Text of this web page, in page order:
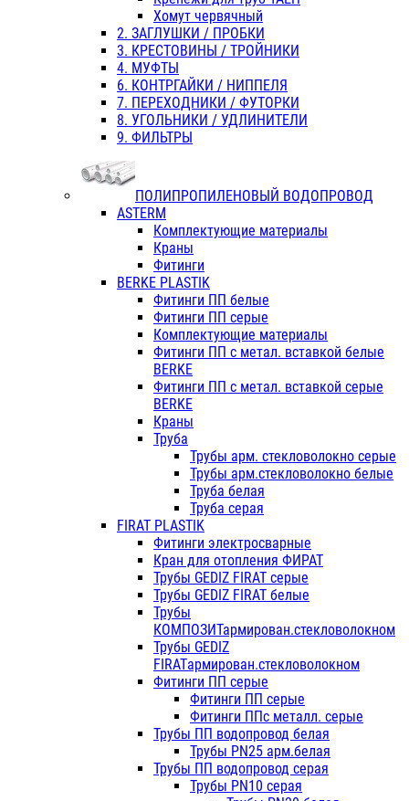
Хомут червячный
2. ЗАГЛУШКИ / ПРОБКИ
3. КРЕСТОВИНЫ / ТРОЙНИКИ
4. МУФТЫ
6. КОНТРГАЙКИ / НИППЕЛЯ
7. ПЕРЕХОДНИКИ / ФУТОРКИ
8. УГОЛЬНИКИ / УДЛИНИТЕЛИ
9. ФИЛЬТРЫ
ПОЛИПРОПИЛЕНОВЫЙ ВОДОПРОВОД
ASTERM
Комплектующие материалы
Краны
Фитинги
BERKE PLASTIK
Фитинги ПП белые
Фитинги ПП серые
Комплектующие материалы
Фитинги ПП с метал. вставкой белые
BERKE
Фитинги ПП с метал. вставкой серые
BERKE
Краны
Труба
Трубы арм. стекловолокно серые
Трубы арм.стекловолокно белые
Труба белая
Труба серая
FIRAT PLASTIK
Фитинги электросварные
Кран для отопления ФИРАТ
Трубы GEDIZ FIRAT серые
Трубы GEDIZ FIRAT белые
Трубы
КОМПОЗИТармирован.стекловолокном
Трубы GEDIZ
FIRATармирован.стекловолокном
Фитинги ПП серые
Фитинги ПП серые
Фитинги ППс металл. серые
Трубы ПП водопровод белая
Трубы PN25 арм.белая
Трубы ПП водопровод серая
Трубы PN10 серая